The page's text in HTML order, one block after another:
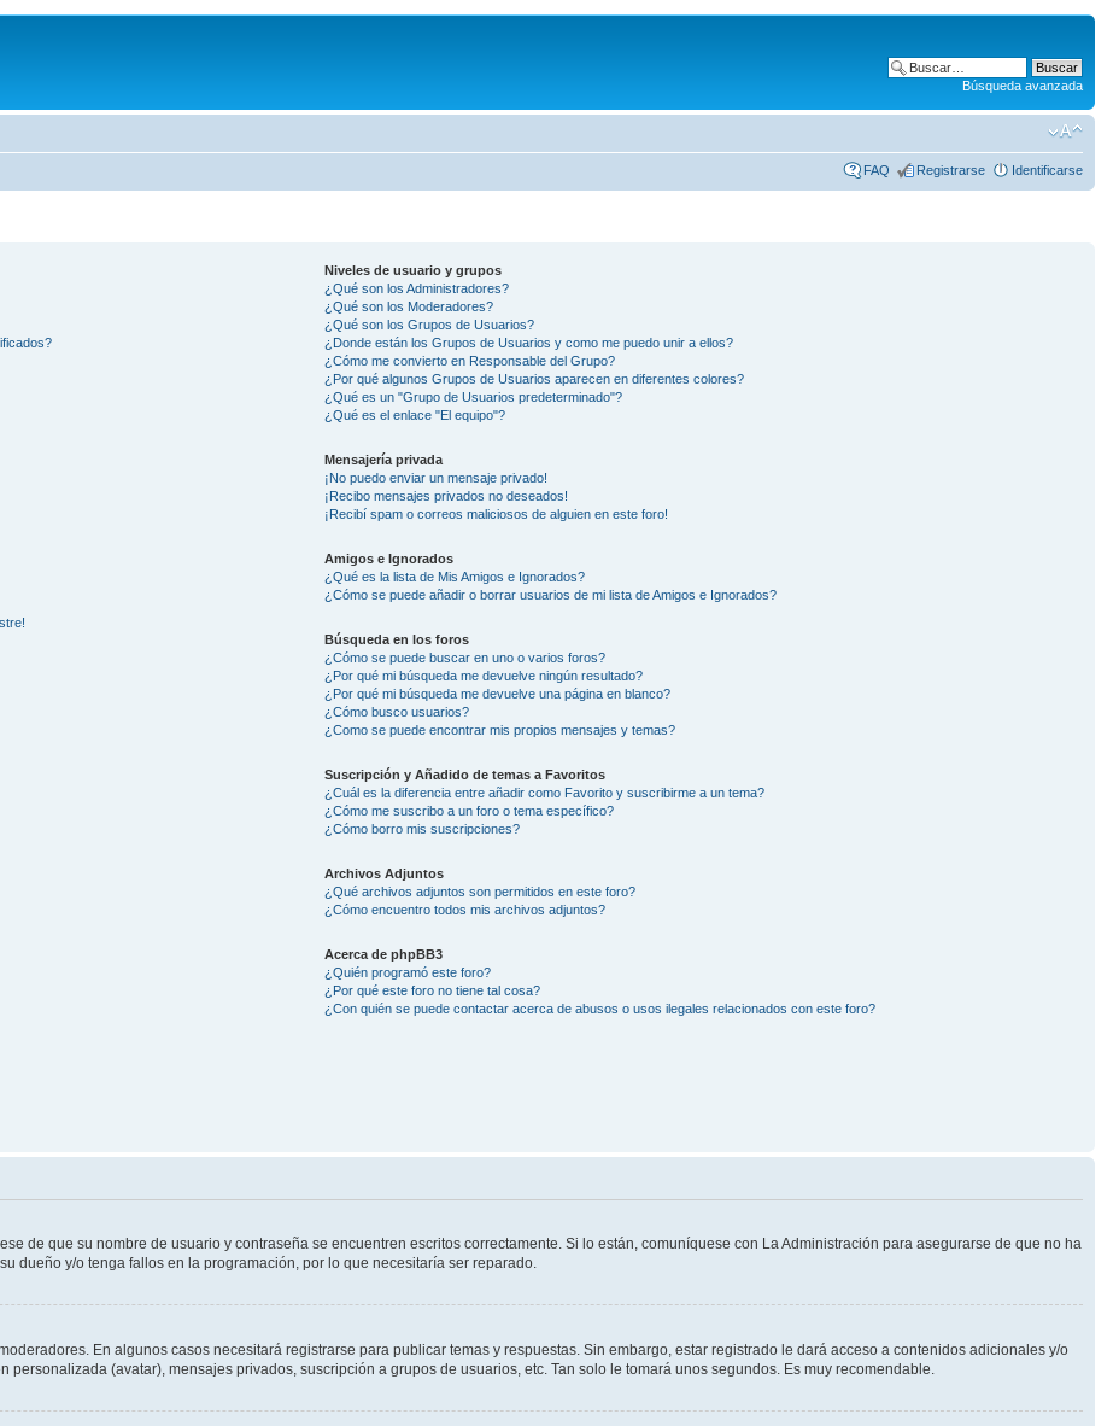
Búsqueda avanzada
FAQ Registrarse Identificarse
Niveles de usuario y grupos
¿Qué son los Administradores?
¿Qué son los Moderadores?
¿Qué son los Grupos de Usuarios?
¿Donde están los Grupos de Usuarios y como me puedo unir a ellos?
¿Cómo me convierto en Responsable del Grupo?
¿Por qué algunos Grupos de Usuarios aparecen en diferentes colores?
¿Qué es un "Grupo de Usuarios predeterminado"?
¿Qué es el enlace "El equipo"?
Mensajería privada
¡No puedo enviar un mensaje privado!
¡Recibo mensajes privados no deseados!
¡Recibí spam o correos maliciosos de alguien en este foro!
Amigos e Ignorados
¿Qué es la lista de Mis Amigos e Ignorados?
¿Cómo se puede añadir o borrar usuarios de mi lista de Amigos e Ignorados?
Búsqueda en los foros
¿Cómo se puede buscar en uno o varios foros?
¿Por qué mi búsqueda me devuelve ningún resultado?
¿Por qué mi búsqueda me devuelve una página en blanco?
¿Cómo busco usuarios?
¿Como se puede encontrar mis propios mensajes y temas?
Suscripción y Añadido de temas a Favoritos
¿Cuál es la diferencia entre añadir como Favorito y suscribirme a un tema?
¿Cómo me suscribo a un foro o tema específico?
¿Cómo borro mis suscripciones?
Archivos Adjuntos
¿Qué archivos adjuntos son permitidos en este foro?
¿Cómo encuentro todos mis archivos adjuntos?
Acerca de phpBB3
¿Quién programó este foro?
¿Por qué este foro no tiene tal cosa?
¿Con quién se puede contactar acerca de abusos o usos ilegales relacionados con este foro?
de que su nombre de usuario y contraseña se encuentren escritos correctamente. Si lo están, comuníquese con La Administración para asegurarse de que no ha
dueño y/o tenga fallos en la programación, por lo que necesitaría ser reparado.
En algunos casos necesitará registrarse para publicar temas y respuestas. Sin embargo, estar registrado le dará acceso a contenidos adicionales y/o
(avatar), mensajes privados, suscripción a grupos de usuarios, etc. Tan solo le tomará unos segundos. Es muy recomendable.